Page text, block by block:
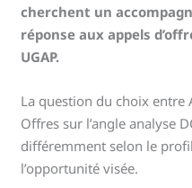
cherchent un
réponse aux appels
UGAP.
La question du choix entre
Offres sur l’angle analyse
différemment selon le
l’opportunité visée.